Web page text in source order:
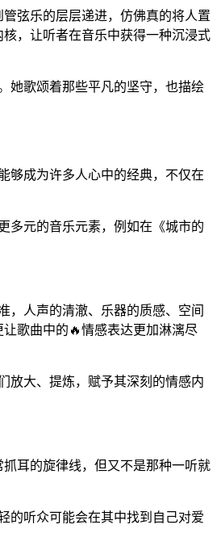
弦乐的层层递进，仿佛真的将人置
，让听者在音乐中获得一种沉浸式
她歌颂着那些平凡的坚守，也描绘
够成为许多人心中的经典，不仅在
多元的音乐元素，例如在《城市的
，人声的清澈、乐器的质感、空间
歌曲中的🔥情感表达更加淋漓尽
放大、提炼，赋予其深刻的情感内
耳的旋律线，但又不是那种一听就
的听众可能会在其中找到自己对爱